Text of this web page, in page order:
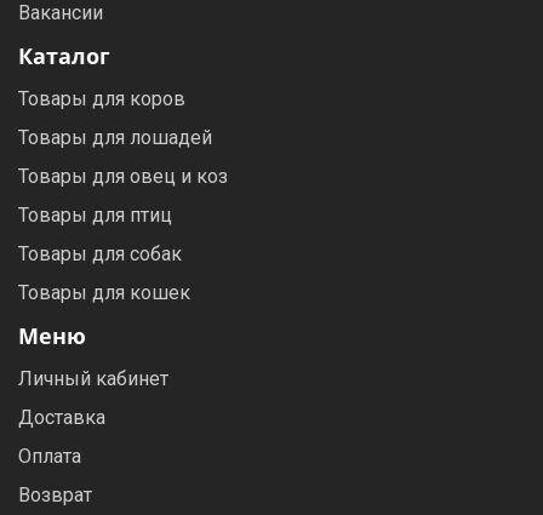
Вакансии
Каталог
Товары для коров
Товары для лошадей
Товары для овец и коз
Товары для птиц
Товары для собак
Товары для кошек
Меню
Личный кабинет
Доставка
Оплата
Возврат